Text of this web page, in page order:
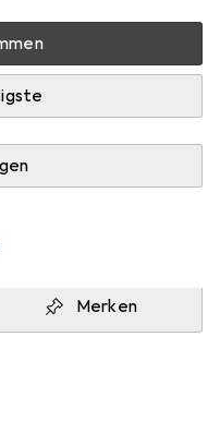
Drittanbieter
Lieferzeit
Merken